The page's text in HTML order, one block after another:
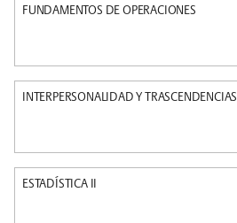
FUNDAMENTOS DE OPERACIONES
INTERPERSONALIDAD Y TRASCENDENCIAS
ESTADÍSTICA II